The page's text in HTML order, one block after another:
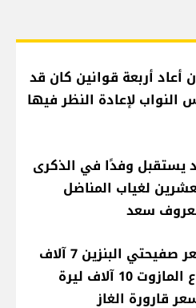
أعاد أربعة قوانين كان قد
النواب لإعادة النظر فيها
يستقبل وفدًا في الذكرى
لغياب المناضل
سعد
انخفاض سعر صفيحتي البنزين 7 آلاف
ليرة وارتفاع المازوت 10 آلاف ليرة
قارورة الغاز